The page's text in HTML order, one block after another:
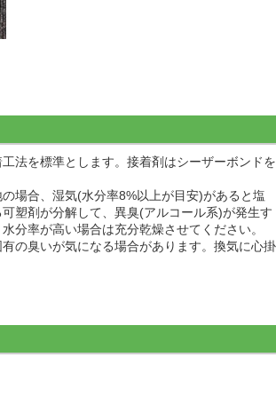
法を標準とします。接着剤はシーザーボンドを
場合、湿気(水分率8%以上が目安)があると塩
塑剤が分解して、異臭(アルコール系)が発生す
分率が高い場合は充分乾燥させてください。
の臭いが気になる場合があります。換気に心掛